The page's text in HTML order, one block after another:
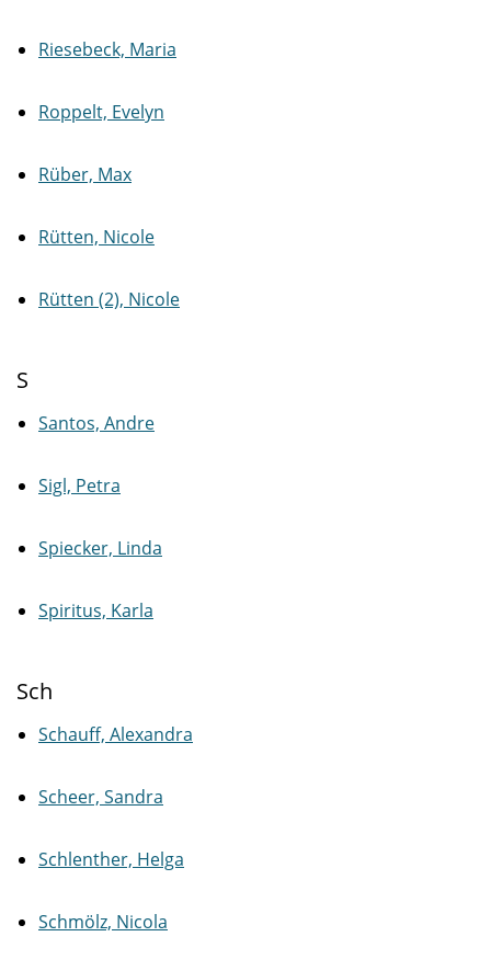
Riesebeck, Maria
Roppelt, Evelyn
Rüber, Max
Rütten, Nicole
Rütten (2), Nicole
S
Santos, Andre
Sigl, Petra
Spiecker, Linda
Spiritus, Karla
Sch
Schauff, Alexandra
Scheer, Sandra
Schlenther, Helga
Schmölz, Nicola